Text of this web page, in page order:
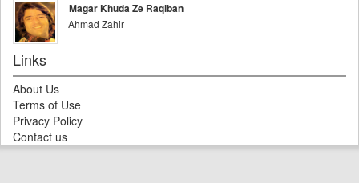
Magar Khuda Ze Raqiban
Ahmad Zahir
Links
About Us
Terms of Use
Privacy Policy
Contact us